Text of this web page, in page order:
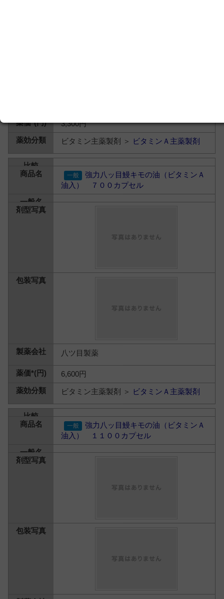
3,300円
ビタミン主薬製剤 ＞ ビタミンＡ主薬製剤
強力八ッ目鰻キモの油（ビタミンＡ
油入） ７００カプセル
八ツ目製薬
6,600円
ビタミン主薬製剤 ＞ ビタミンＡ主薬製剤
強力八ッ目鰻キモの油（ビタミンＡ
油入） １１００カプセル